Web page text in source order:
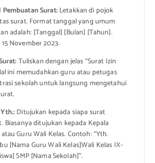
Pembuatan Surat:Letakkan di pojok
surat. Format tanggal yang umum
adalah: [Tanggal] [Bulan] [Tahun].
November 2023.
Tuliskan dengan jelas “Surat Izin
ini memudahkan guru atau petugas
sekolah untuk langsung mengetahui
Ditujukan kepada siapa surat
Biasanya ditujukan kepada Kepala
Guru Wali Kelas. Contoh: “Yth.
[Nama Guru Wali Kelas]Wali Kelas IX-
SMP [Nama Sekolah]”.